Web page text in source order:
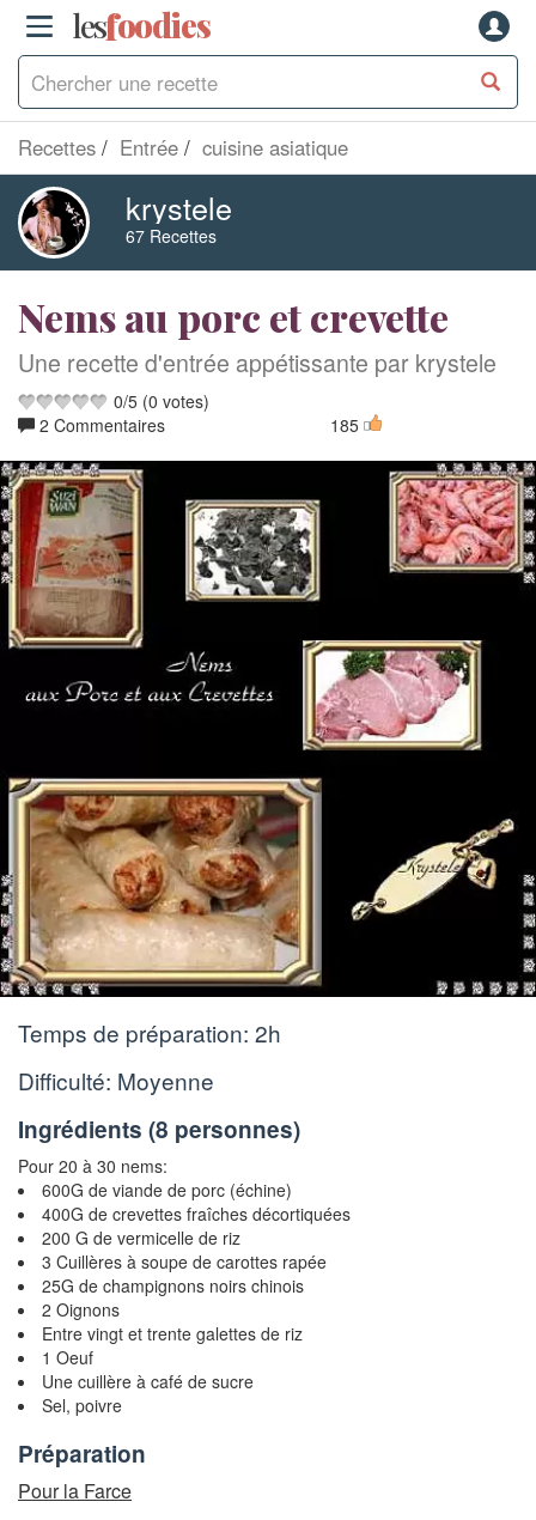
lesfoodies
Recettes Entrée cuisine asiatique
krystele
67 Recettes
Nems au porc et crevette
Une recette d'entrée appétissante par krystele
0/5 (0 votes)
2 Commentaires
185
Temps de préparation: 2h
Difficulté: Moyenne
Ingrédients (8 personnes)
Pour 20 à 30 nems:
600G de viande de porc (échine)
400G de crevettes fraîches décortiquées
200 G de vermicelle de riz
3 Cuillères à soupe de carottes rapée
25G de champignons noirs chinois
2 Oignons
Entre vingt et trente galettes de riz
1 Oeuf
Une cuillère à café de sucre
Sel, poivre
Préparation
Pour la Farce